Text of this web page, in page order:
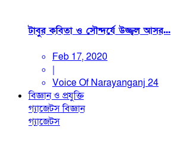
টাবুর কবিতা ও সৌন্দর্যে উজ্জ্বল আসর...
Feb 17, 2020
|
Voice Of Narayanganj 24
বিজ্ঞান ও প্রযুক্তি
গ্যাজেটসবিজ্ঞান
গ্যাজেটস